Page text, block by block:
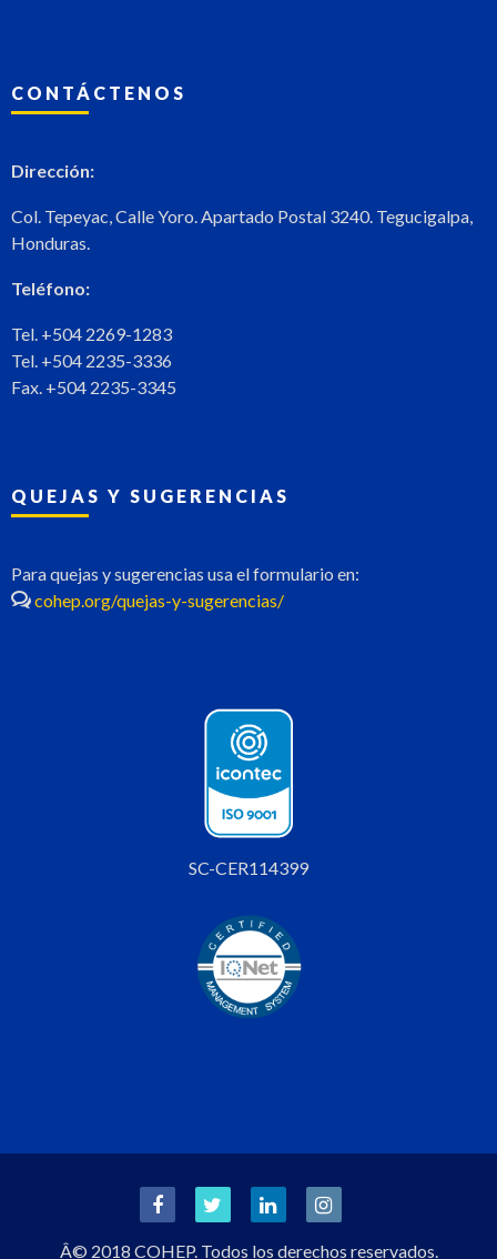
CONTÁCTENOS
Dirección:
Col. Tepeyac, Calle Yoro. Apartado Postal 3240. Tegucigalpa,
Honduras.
Teléfono:
Tel. +504 2269-1283
Tel. +504 2235-3336
Fax. +504 2235-3345
QUEJAS Y SUGERENCIAS
Para quejas y sugerencias usa el formulario en:
cohep.org/quejas-y-sugerencias/
SC-CER114399
Â© 2018 COHEP. Todos los derechos reservados.